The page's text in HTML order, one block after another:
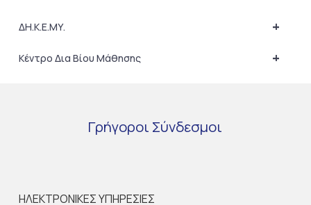
+
ΔΗ.Κ.Ε.ΜΥ.
+
Κέντρο Δια Βίου Μάθησης
Γρήγοροι Σύνδεσμοι
ΗΛΕΚΤΡΟΝΙΚΕΣ ΥΠΗΡΕΣΙΕΣ